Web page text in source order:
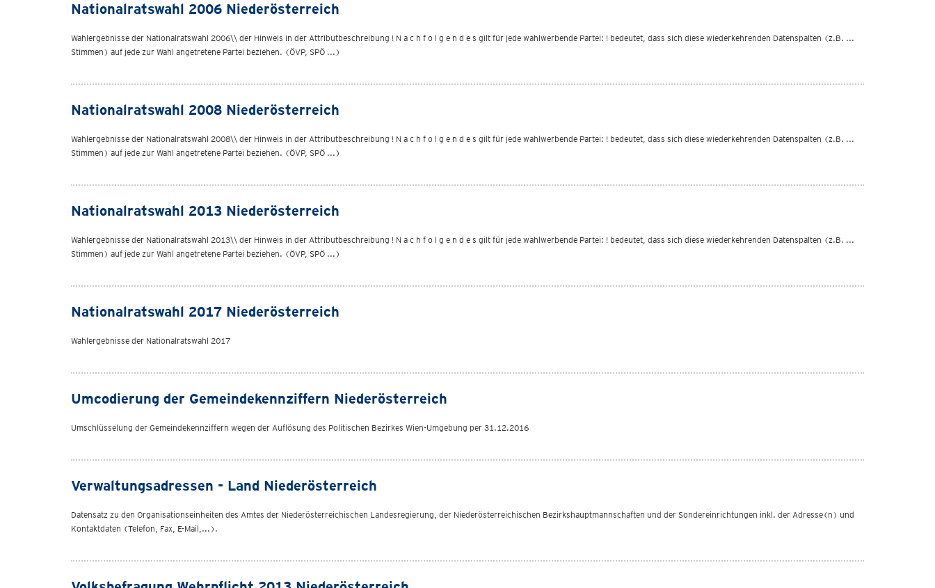
Nationalratswahl 2006 Niederösterreich
Wahlergebnisse der Nationalratswahl 2006\\ der Hinweis in der Attributbeschreibung ! N a c h f o l g e n d e s gilt für jede wahlwerbende Partei: ! bedeutet, dass sich diese wiederkehrenden Datenspalten (z.B. ...
Stimmen) auf jede zur Wahl angetretene Partei beziehen. (ÖVP, SPÖ ...)
Nationalratswahl 2008 Niederösterreich
Wahlergebnisse der Nationalratswahl 2008\\ der Hinweis in der Attributbeschreibung ! N a c h f o l g e n d e s gilt für jede wahlwerbende Partei: ! bedeutet, dass sich diese wiederkehrenden Datenspalten (z.B. ...
Stimmen) auf jede zur Wahl angetretene Partei beziehen. (ÖVP, SPÖ ...)
Nationalratswahl 2013 Niederösterreich
Wahlergebnisse der Nationalratswahl 2013\\ der Hinweis in der Attributbeschreibung ! N a c h f o l g e n d e s gilt für jede wahlwerbende Partei: ! bedeutet, dass sich diese wiederkehrenden Datenspalten (z.B. ...
Stimmen) auf jede zur Wahl angetretene Partei beziehen. (ÖVP, SPÖ ...)
Nationalratswahl 2017 Niederösterreich
Wahlergebnisse der Nationalratswahl 2017
Umcodierung der Gemeindekennziffern Niederösterreich
Umschlüsselung der Gemeindekennziffern wegen der Auflösung des Politischen Bezirkes Wien-Umgebung per 31.12.2016
Verwaltungsadressen - Land Niederösterreich
Datensatz zu den Organisationseinheiten des Amtes der Niederösterreichischen Landesregierung, der Niederösterreichischen Bezirkshauptmannschaften und der Sondereinrichtungen inkl. der Adresse(n) und
Kontaktdaten (Telefon, Fax, E-Mail,...).